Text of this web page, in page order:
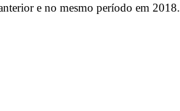
e no mesmo período em 2018.